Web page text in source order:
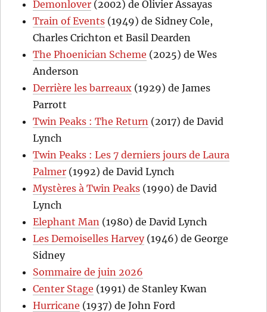
Demonlover (2002) de Olivier Assayas
Train of Events (1949) de Sidney Cole,
Charles Crichton et Basil Dearden
The Phoenician Scheme (2025) de Wes
Anderson
Derrière les barreaux (1929) de James
Parrott
Twin Peaks : The Return (2017) de David
Lynch
Twin Peaks : Les 7 derniers jours de Laura
Palmer (1992) de David Lynch
Mystères à Twin Peaks (1990) de David
Lynch
Elephant Man (1980) de David Lynch
Les Demoiselles Harvey(1946) de George
Sidney
Sommaire de juin 2026
Center Stage (1991) de Stanley Kwan
Hurricane (1937) de John Ford